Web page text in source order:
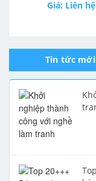
Giá: Liên hệ
Tin tức